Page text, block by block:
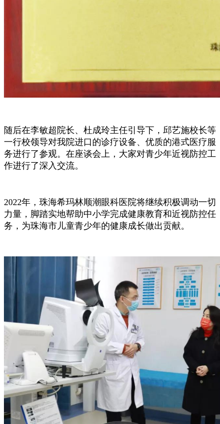
随后在李敏超院长、杜成玲主任引导下，邱艺施校长等
一行校领导对我院进口的诊疗设备、优质的港式医疗服
务进行了参观。在座谈会上，大家对青少年近视防控工
作进行了深入交流。
2022年，珠海希玛林顺潮眼科医院将继续积极调动一切
力量，脚踏实地帮助中小学完成健康教育和近视防控任
务，为珠海市儿童青少年的健康成长做出贡献。